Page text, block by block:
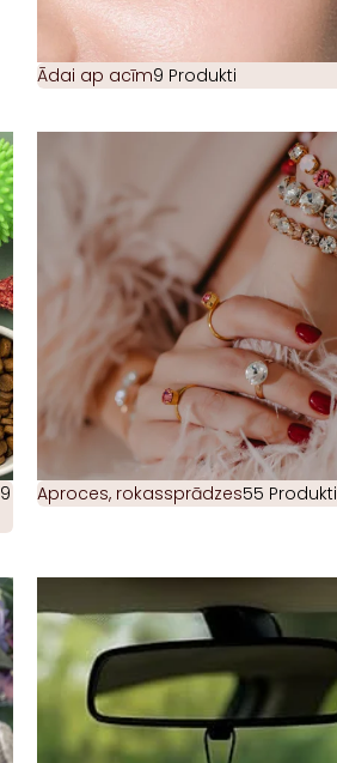
Ādai ap acīm9 Produkti
9
Aproces, rokassprādzes55 Produkti